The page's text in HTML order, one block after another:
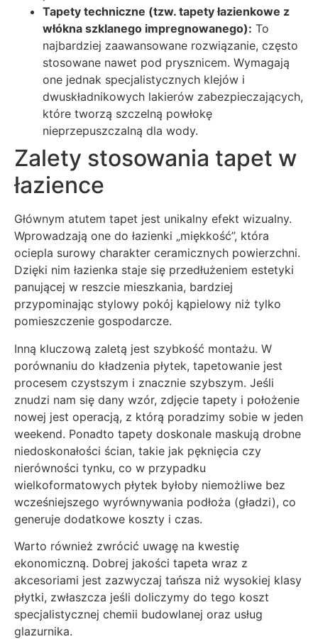
Tapety techniczne (tzw. tapety łazienkowe z
włókna szklanego impregnowanego): To
najbardziej zaawansowane rozwiązanie, często
stosowane nawet pod prysznicem. Wymagają
one jednak specjalistycznych klejów i
dwuskładnikowych lakierów zabezpieczających,
które tworzą szczelną powłokę
nieprzepuszczalną dla wody.
Zalety stosowania tapet w
łazience
Głównym atutem tapet jest unikalny efekt wizualny.
Wprowadzają one do łazienki „miękkość”, która
ociepla surowy charakter ceramicznych powierzchni.
Dzięki nim łazienka staje się przedłużeniem estetyki
panującej w reszcie mieszkania, bardziej
przypominając stylowy pokój kąpielowy niż tylko
pomieszczenie gospodarcze.
Inną kluczową zaletą jest szybkość montażu. W
porównaniu do kładzenia płytek, tapetowanie jest
procesem czystszym i znacznie szybszym. Jeśli
znudzi nam się dany wzór, zdjęcie tapety i położenie
nowej jest operacją, z którą poradzimy sobie w jeden
weekend. Ponadto tapety doskonale maskują drobne
niedoskonałości ścian, takie jak pęknięcia czy
nierówności tynku, co w przypadku
wielkoformatowych płytek byłoby niemożliwe bez
wcześniejszego wyrównywania podłoża (gładzi), co
generuje dodatkowe koszty i czas.
Warto również zwrócić uwagę na kwestię
ekonomiczną. Dobrej jakości tapeta wraz z
akcesoriami jest zazwyczaj tańsza niż wysokiej klasy
płytki, zwłaszcza jeśli doliczymy do tego koszt
specjalistycznej chemii budowlanej oraz usług
glazurnika.